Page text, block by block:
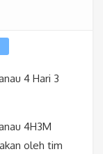
4 Hari 3
4H3M
oleh tim